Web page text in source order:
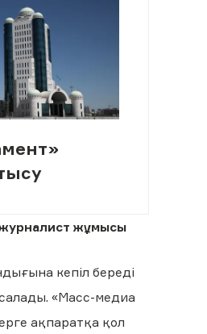
жұмысы
кепіл береді
«Масс-медиа
ақпаратқа қол